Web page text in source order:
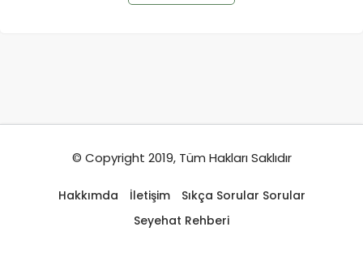
© Copyright 2019, Tüm Hakları Saklıdır
Hakkımda İletişim
Sıkça Sorular Sorular
Seyehat Rehberi